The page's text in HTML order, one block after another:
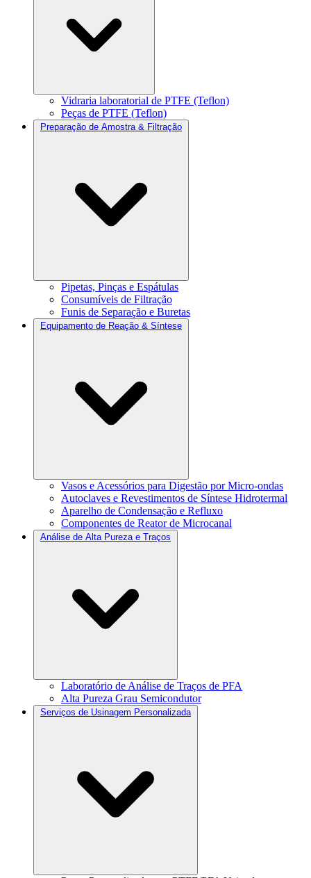
Vidraria laboratorial de PTFE (Teflon)
Peças de PTFE (Teflon)
Preparação de Amostra & Filtração
Pipetas, Pinças e Espátulas
Consumíveis de Filtração
Funis de Separação e Buretas
Equipamento de Reação & Síntese
Vasos e Acessórios para Digestão por Micro-ondas
Autoclaves e Revestimentos de Síntese Hidrotermal
Aparelho de Condensação e Refluxo
Componentes de Reator de Microcanal
Análise de Alta Pureza e Traços
Laboratório de Análise de Traços de PFA
Alta Pureza Grau Semicondutor
Serviços de Usinagem Personalizada